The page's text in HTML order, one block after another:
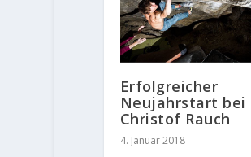
Erfolgreicher
Neujahrstart bei
Christof Rauch
4. Januar 2018